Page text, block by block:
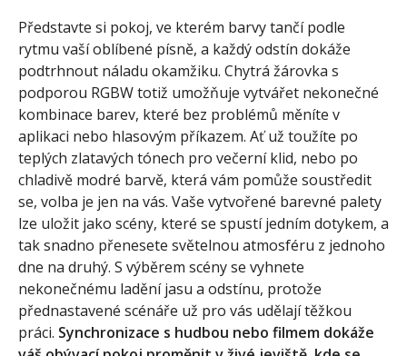
Představte si pokoj, ve kterém barvy tančí podle
rytmu vaší oblíbené písně, a každý odstín dokáže
podtrhnout náladu okamžiku. Chytrá žárovka s
podporou RGBW totiž umožňuje vytvářet nekonečné
kombinace barev, které bez problémů měníte v
aplikaci nebo hlasovým příkazem. Ať už toužíte po
teplých zlatavých tónech pro večerní klid, nebo po
chladivě modré barvě, která vám pomůže soustředit
se, volba je jen na vás. Vaše vytvořené barevné palety
lze uložit jako scény, které se spustí jedním dotykem, a
tak snadno přenesete světelnou atmosféru z jednoho
dne na druhý. S výběrem scény se vyhnete
nekonečnému ladění jasu a odstínu, protože
přednastavené scénáře už pro vás udělají těžkou
práci. Synchronizace s hudbou nebo filmem dokáže